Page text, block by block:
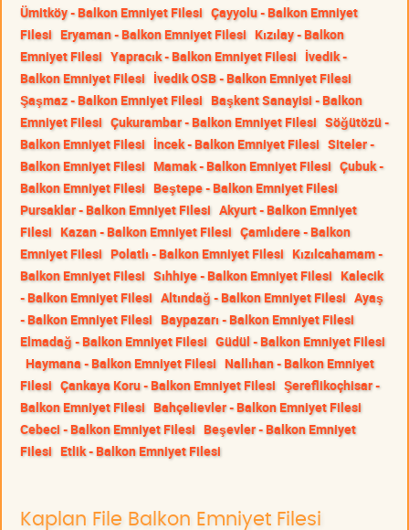
Ümitköy - Balkon Emniyet Filesi Çayyolu - Balkon Emniyet
Filesi Eryaman - Balkon Emniyet Filesi Kızılay - Balkon
Emniyet Filesi Yapracık - Balkon Emniyet Filesi İvedik -
Balkon Emniyet Filesi İvedik OSB - Balkon Emniyet Filesi
Şaşmaz - Balkon Emniyet Filesi Başkent Sanayisi - Balkon
Emniyet Filesi Çukurambar - Balkon Emniyet Filesi Söğütözü -
Balkon Emniyet Filesi İncek - Balkon Emniyet Filesi Siteler -
Balkon Emniyet Filesi Mamak - Balkon Emniyet Filesi Çubuk -
Balkon Emniyet Filesi Beştepe - Balkon Emniyet Filesi
Pursaklar - Balkon Emniyet Filesi Akyurt - Balkon Emniyet
Filesi Kazan - Balkon Emniyet Filesi Çamlıdere - Balkon
Emniyet Filesi Polatlı - Balkon Emniyet Filesi Kızılcahamam -
Balkon Emniyet Filesi Sıhhiye - Balkon Emniyet Filesi Kalecik
- Balkon Emniyet Filesi Altındağ - Balkon Emniyet Filesi Ayaş
- Balkon Emniyet Filesi Baypazarı - Balkon Emniyet Filesi
Elmadağ - Balkon Emniyet Filesi Güdül - Balkon Emniyet Filesi
Haymana - Balkon Emniyet Filesi Nallıhan - Balkon Emniyet
Filesi Çankaya Koru - Balkon Emniyet Filesi Şereflikoçhisar -
Balkon Emniyet Filesi Bahçelievler - Balkon Emniyet Filesi
Cebeci - Balkon Emniyet Filesi Beşevler - Balkon Emniyet
Filesi Etlik - Balkon Emniyet Filesi
Kaplan File Balkon Emniyet Filesi